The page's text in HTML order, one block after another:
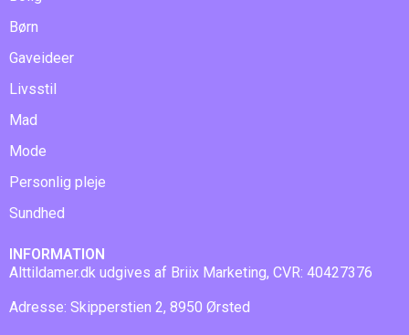
Børn
Gaveideer
Livsstil
Mad
Mode
Personlig pleje
Sundhed
INFORMATION
Alttildamer.dk udgives af Briix Marketing, CVR: 40427376
Adresse: Skipperstien 2, 8950 Ørsted